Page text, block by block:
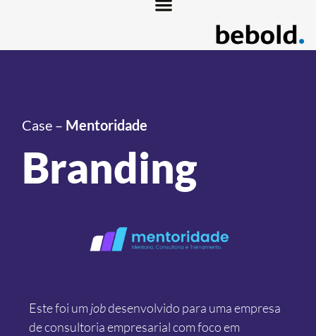
Case – Mentoridade
Branding
Este foi um jobdesenvolvido para uma empresa
de consultoria empresarial com foco em